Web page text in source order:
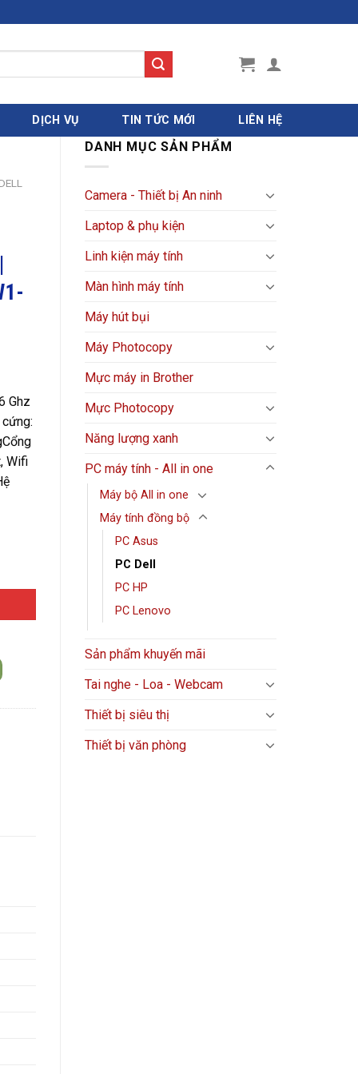
DỊCH VỤ TIN TỨC MỚI LIÊN HỆ
DANH MỤC SẢN PHẨM
Camera - Thiết bị An ninh
Laptop & phụ kiện
Linh kiện máy tính
Màn hình máy tính
Máy hút bụi
Máy Photocopy
Mực máy in Brother
Mực Photocopy
Năng lượng xanh
PC máy tính - All in one
Máy bộ All in one
Máy tính đồng bộ
PC Asus
PC Dell
PC HP
PC Lenovo
Sản phẩm khuyến mãi
Tai nghe - Loa - Webcam
Thiết bị siêu thị
Thiết bị văn phòng
Ghz
Cổng
Wifi
4400MHZ | 512GB SSD | Wifi 6 _ BT 5.2 | 180w